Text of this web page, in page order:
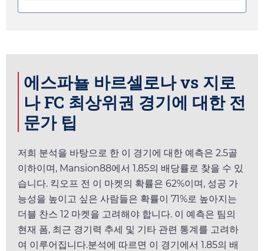
에스파뇰 바르셀로나 vs 지로
나 FC 최상위권 경기에 대한 전
문가 팁
저희 분석을 바탕으로 한 이 경기에 대한 예측은 2.5골
이하이며, Mansion88에서 1.85의 배당률로 찾을 수 있
습니다. 킥오프 전 이 마켓의 확률은 62%이며, 성공 가
능성을 높이고 싶은 사람들은 확률이 71%로 높아지는
더블 찬스 12 마켓을 고려해야 합니다. 이 예측은 팀의
현재 폼, 최근 경기력 추세 및 기타 관련 통계를 고려하
여 이루어집니다.분석에 따르면 이 경기에서 1.85의 배